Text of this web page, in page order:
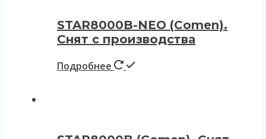
STAR8000B-NEO (Comen).
Снят с производства
Подробнее